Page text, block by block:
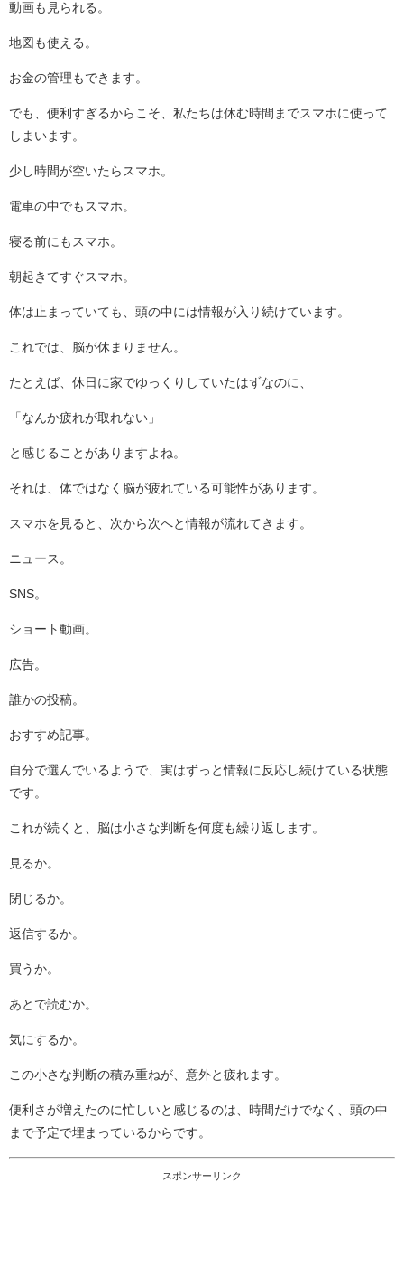
動画も見られる。
地図も使える。
お金の管理もできます。
でも、便利すぎるからこそ、私たちは休む時間までスマホに使って
しまいます。
少し時間が空いたらスマホ。
電車の中でもスマホ。
寝る前にもスマホ。
朝起きてすぐスマホ。
体は止まっていても、頭の中には情報が入り続けています。
これでは、脳が休まりません。
たとえば、休日に家でゆっくりしていたはずなのに、
「なんか疲れが取れない」
と感じることがありますよね。
それは、体ではなく脳が疲れている可能性があります。
スマホを見ると、次から次へと情報が流れてきます。
ニュース。
SNS。
ショート動画。
広告。
誰かの投稿。
おすすめ記事。
自分で選んでいるようで、実はずっと情報に反応し続けている状態
です。
これが続くと、脳は小さな判断を何度も繰り返します。
見るか。
閉じるか。
返信するか。
買うか。
あとで読むか。
気にするか。
この小さな判断の積み重ねが、意外と疲れます。
便利さが増えたのに忙しいと感じるのは、時間だけでなく、頭の中
まで予定で埋まっているからです。
スポンサーリンク